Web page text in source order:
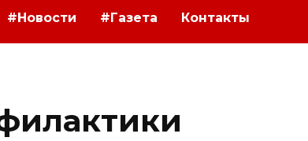
#Новости #Газета Контакты